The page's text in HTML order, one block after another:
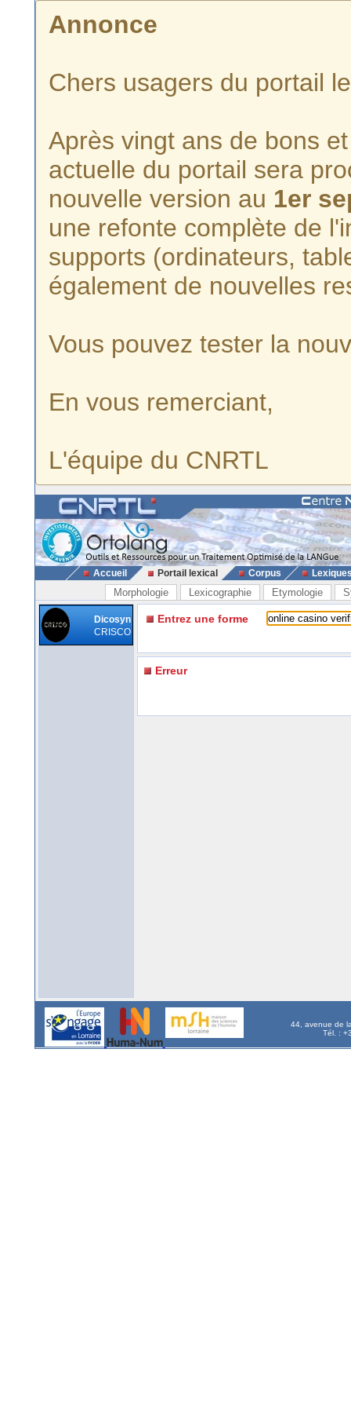
Annonce
Chers usagers du portail
Après vingt ans de bons
actuelle du portail sera
nouvelle version au 1er
une refonte complète de
supports (ordinateurs,
également de nouvelles
Vous pouvez tester la
En vous remerciant,
L'équipe du CNRTL
Accueil Portail lexical Corpus
Morphologie Lexicographie Etymologie
Dicosyn
CRISCO
Entrez une forme
Erreur
44, avenue de
Tél. :